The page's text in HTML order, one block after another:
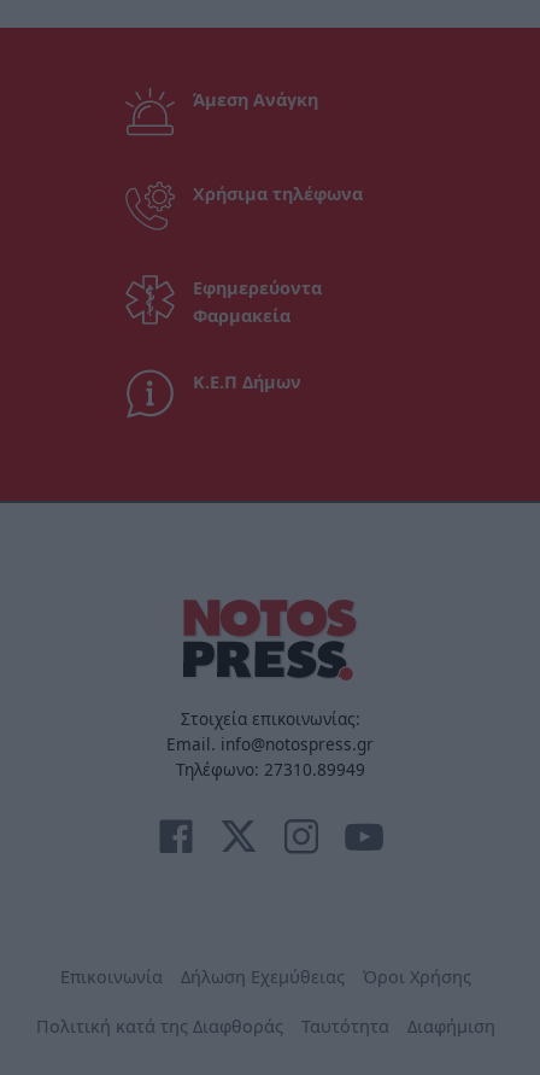
Άμεση Ανάγκη
Χρήσιμα τηλέφωνα
Εφημερεύοντα
Φαρμακεία
Κ.Ε.Π Δήμων
Στοιχεία επικοινωνίας:
Email. info@notospress.gr
Τηλέφωνο: 27310.89949
Επικοινωνία Δήλωση Εχεμύθειας Όροι Χρήσης
Πολιτική κατά της Διαφθοράς Ταυτότητα Διαφήμιση